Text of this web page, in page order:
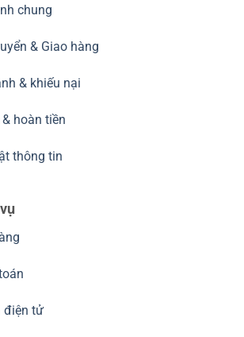
chung
& Giao hàng
& khiếu nại
hoàn tiền
thông tin
điện tử